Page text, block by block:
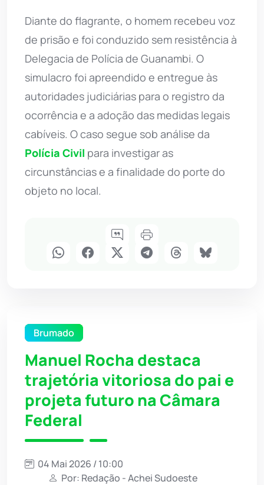
Diante do flagrante, o homem recebeu voz
de prisão e foi conduzido sem resistência à
Delegacia de Polícia de Guanambi. O
simulacro foi apreendido e entregue às
autoridades judiciárias para o registro da
ocorrência e a adoção das medidas legais
cabíveis. O caso segue sob análise da
Polícia Civil para investigar as
circunstâncias e a finalidade do porte do
objeto no local.
Brumado
Manuel Rocha destaca
trajetória vitoriosa do pai e
projeta futuro na Câmara
Federal
04 Mai 2026 / 10:00
Por: Redação - Achei Sudoeste